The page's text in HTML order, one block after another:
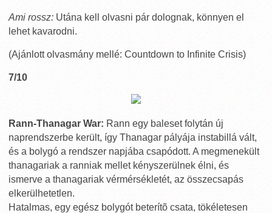
Ami rossz: Utána kell olvasni pár dolognak, könnyen el
lehet kavarodni.
(Ajánlott olvasmány mellé: Countdown to Infinite Crisis)
7/10
Rann-Thanagar War: Rann egy baleset folytán új
naprendszerbe került, így Thanagar pályája instabillá vált,
és a bolygó a rendszer napjába csapódott. A megmenekült
thanagariak a ranniak mellet kényszerülnek élni, és
ismerve a thanagariak vérmérsékletét, az összecsapás
elkerülhetetlen.
Hatalmas, egy egész bolygót beterítõ csata, tökéletesen